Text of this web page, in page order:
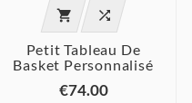
 
Petit Tableau De
Basket Personnalisé
€74.00